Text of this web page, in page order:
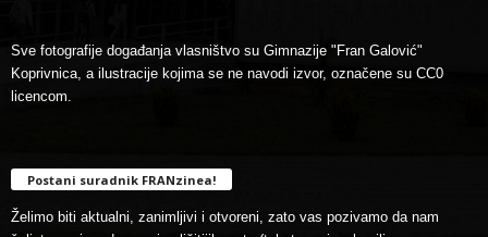
Sve fotografije događanja vlasništvo su Gimnazije "Fran Galović"
Koprivnica, a ilustracije kojima se ne navodi izvor, označene su CC0
licencom.
Postani suradnik FRANzinea!
Želimo biti aktualni, zanimljivi i otvoreni, zato vas pozivamo da nam